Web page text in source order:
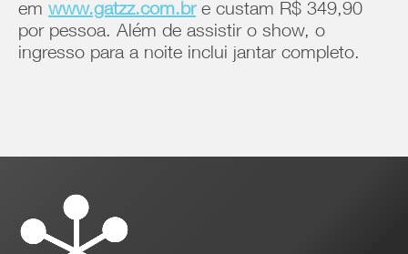
em www.gatzz.com.bre custam R$ 349,90
por pessoa. Além de assistir o show, o
ingresso para a noite inclui jantar completo.